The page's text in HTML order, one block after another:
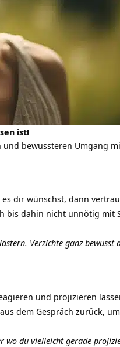
ist!
und bewussteren Umgang
dir wünschst, dann
bis dahin nicht unnötig mit
Verzichte ganz bewusst
und projizieren
dem Gespräch zurück,
wo du vielleicht gerade